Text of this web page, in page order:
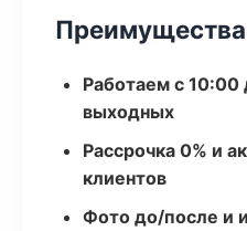
Работаем с 10:00
выходных
Рассрочка 0% и
клиентов
Фото до/после и